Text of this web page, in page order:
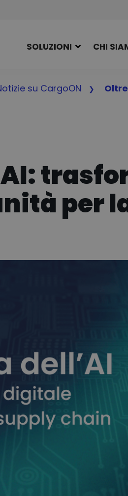
SOLUZIONI CHI
su CargoON
per